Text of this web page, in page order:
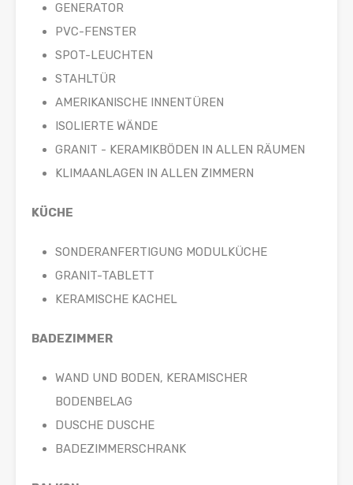
GENERATOR
PVC-FENSTER
SPOT-LEUCHTEN
STAHLTÜR
AMERIKANISCHE INNENTÜREN
ISOLIERTE WÄNDE
GRANIT - KERAMIKBÖDEN IN ALLEN RÄUMEN
KLIMAANLAGEN IN ALLEN ZIMMERN
KÜCHE
SONDERANFERTIGUNG MODULKÜCHE
GRANIT-TABLETT
KERAMISCHE KACHEL
BADEZIMMER
WAND UND BODEN, KERAMISCHER
BODENBELAG
DUSCHE DUSCHE
BADEZIMMERSCHRANK